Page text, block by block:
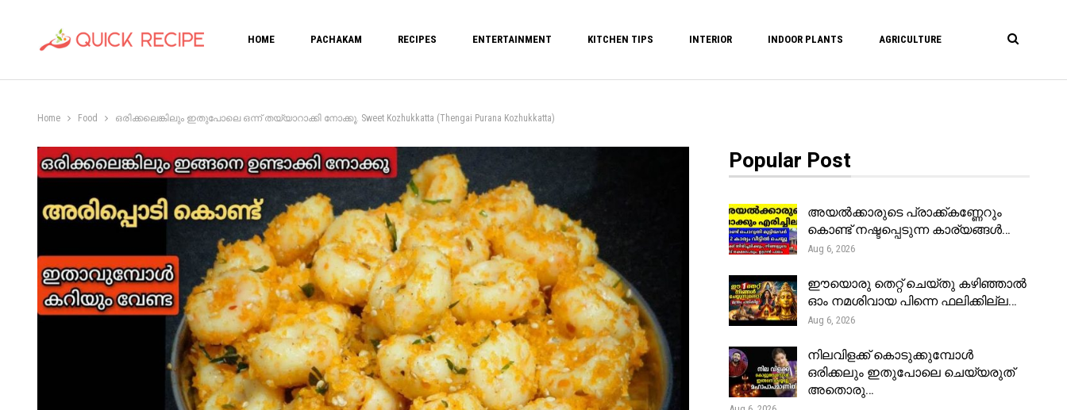
HOME PACHAKAM RECIPES ENTERTAINMENT KITCHEN TIPS INTERIOR INDOOR PLANTS AGRICULTURE
Home Food ഒരിക്കലെങ്കിലും ഇതുപോലെ ഒന്ന് തയ്യാറാക്കി നോക്കൂ. Sweet Kozhukkatta (Thengai Purana Kozhukkatta)
Popular Post
അയൽക്കാരുടെ പ്രാക്ക്കണ്ണേറും
കൊണ്ട് നഷ്ടപ്പെടുന്ന കാര്യങ്ങൾ…
Aug 6, 2026
ഈയൊരു തെറ്റ് ചെയ്തു കഴിഞ്ഞാൽ
ഓം നമശിവായ പിന്നെ ഫലിക്കില്ല…
Aug 6, 2026
നിലവിളക്ക് കൊടുക്കുമ്പോൾ
ഒരിക്കലും ഇതുപോലെ ചെയ്യരുത്
അതൊരു…